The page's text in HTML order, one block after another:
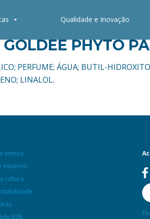
Qualidade e Inovação
PHYTO
PERFUME; ÁGUA; BUTIL-
LINALOL.
somos
estamos
cultura
B2B